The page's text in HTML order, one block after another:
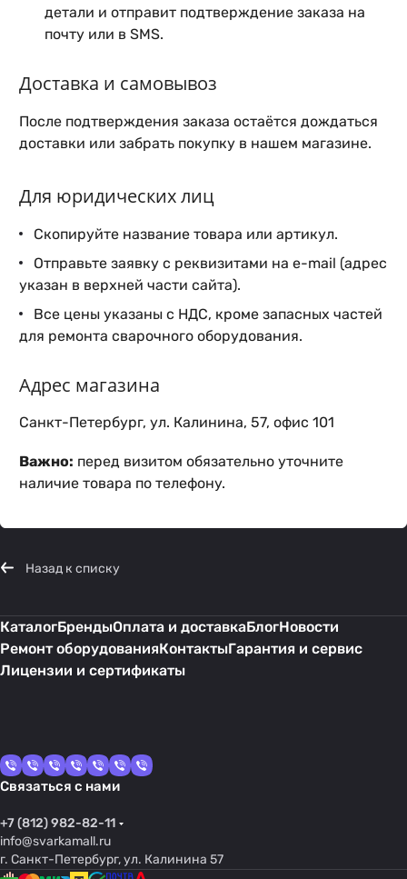
детали и отправит подтверждение заказа на
почту или в SMS.
Доставка и самовывоз
После подтверждения заказа остаётся дождаться
доставки или забрать покупку в нашем магазине.
Для юридических лиц
Скопируйте название товара или артикул.
Отправьте заявку с реквизитами на e-mail (адрес
указан в верхней части сайта).
Все цены указаны с НДС, кроме запасных частей
для ремонта сварочного оборудования.
Адрес магазина
Санкт-Петербург, ул. Калинина, 57, офис 101
Важно: перед визитом обязательно уточните
наличие товара по телефону.
Назад к списку
КаталогБрендыОплата и доставкаБлогНовости
Ремонт оборудованияКонтактыГарантия и сервис
Лицензии и сертификаты
Связаться с нами
+7 (812) 982-82-11
info@svarkamall.ru
г. Санкт-Петербург, ул. Калинина 57